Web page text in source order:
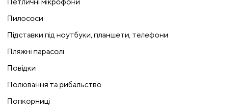
Пилососи
Підставки під ноутбуки, планшети, телефони
Пляжні парасолі
Повідки
Полювання та рибальство
Попкорниці